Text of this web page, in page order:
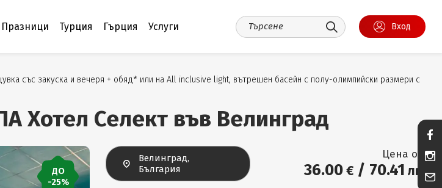
Празници Турция Гърция Услуги Вход
със закуска и вечеря + обяд* или на All inclusive light, вътрешен басейн с полу-олимпийски размери с
Хотел Селект във Велинград
ДО
-25%
Велинград,
България
Цена от:
36.00€ / 70.41 лв.